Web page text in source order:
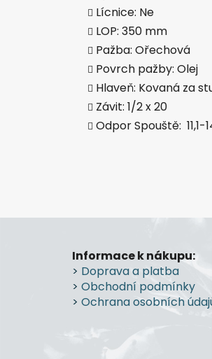
Lícnice: Ne
LOP: 350 mm
Pažba: Ořechová
Povrch pažby: Olej
Hlaveň: Kovaná za
Závit: 1/2 x 20
Odpor Spouště: 11,1-
Informace k nákupu:
> Doprava a platba
> Obchodní podmínky
> Ochrana osobních